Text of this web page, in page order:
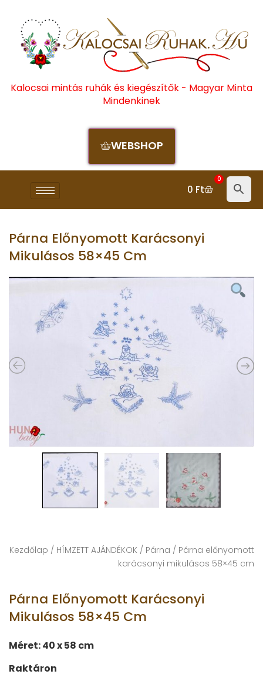
Kalocsai mintás ruhák és kiegészítők - Magyar Minta
Mindenkinek
WEBSHOP
0 Ft
0
Párna Előnyomott Karácsonyi
Mikulásos 58×45 Cm
Kezdőlap / HÍMZETT AJÁNDÉKOK / Párna / Párna előnyomott
karácsonyi mikulásos 58×45 cm
Párna Előnyomott Karácsonyi
Mikulásos 58×45 Cm
Méret: 40 x 58 cm
Raktáron